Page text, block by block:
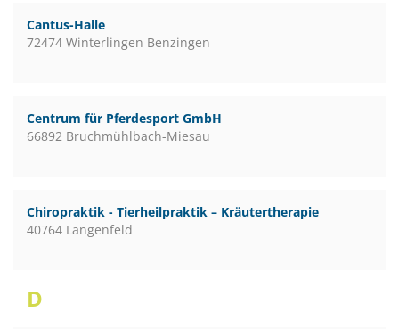
Cantus-Halle
72474 Winterlingen Benzingen
Centrum für Pferdesport GmbH
66892 Bruchmühlbach-Miesau
Chiropraktik - Tierheilpraktik – Kräutertherapie
40764 Langenfeld
D